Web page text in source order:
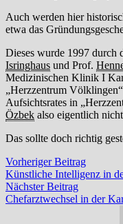
Auch werden hier
etwa das
Dieses wurde 1997 durch
Isringhaus und Prof.
Medizinischen Klinik I
„Herzzentrum
Aufsichtsrates in
Özbek also eigentlich
Das sollte doch richtig
Vorheriger Beitrag
Beitrag:
Künstliche Intelligenz in
Nächster BeitragNächster
Beitrag:
Chefarztwechsel in der